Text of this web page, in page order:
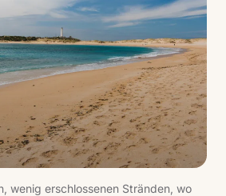
wenig erschlossenen Stränden, wo